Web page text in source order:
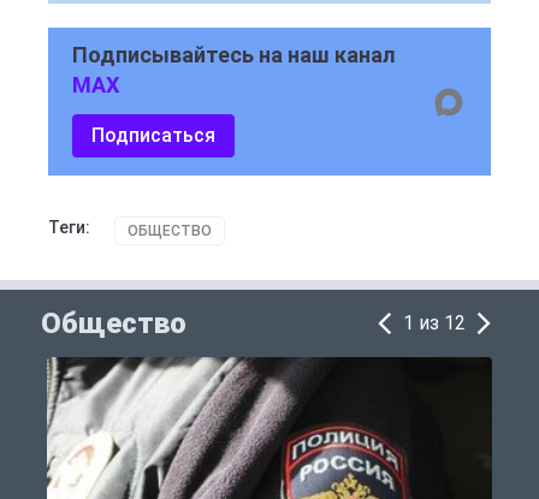
Подписывайтесь на наш канал
MAX
Подписаться
Теги: ОБЩЕСТВО
Общество 1 из 12